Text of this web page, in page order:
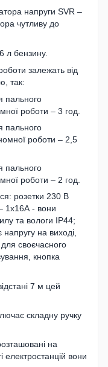
напруги SVR –
чутливу до
л бензину.
залежать від
так:
пального
роботи – 3 год.
пального
роботи – 2,5
пального
роботи – 2 год.
розетки 230 В
1х16А - вони
та вологи IP44;
на виході,
своєчасного
кнопка
7 м цей
складну ручку
на
електростанцій вони